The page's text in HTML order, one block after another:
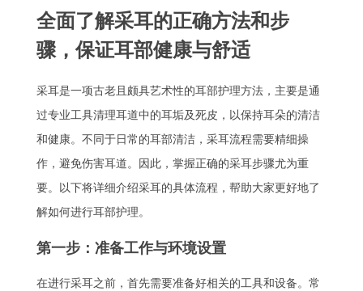
全面了解采耳的正确方法和步
骤，保证耳部健康与舒适
采耳是一项古老且颇具艺术性的耳部护理方法，主要是通
过专业工具清理耳道中的耳垢及死皮，以保持耳朵的清洁
和健康。不同于日常的耳部清洁，采耳流程需要精细操
作，避免伤害耳道。因此，掌握正确的采耳步骤尤为重
要。以下将详细介绍采耳的具体流程，帮助大家更好地了
解如何进行耳部护理。
第一步：准备工作与环境设置
在进行采耳之前，首先需要准备好相关的工具和设备。常